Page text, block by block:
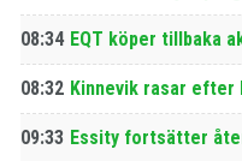
08:34 EQT köper tillbaka
08:32 Kinnevik rasar efter
09:33 Essity fortsätter